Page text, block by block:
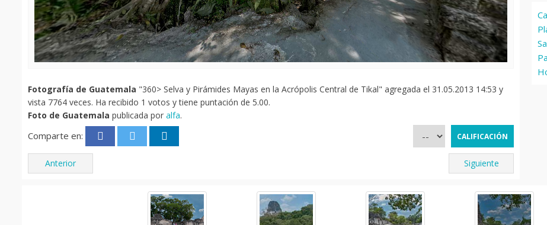
Fotografía de Guatemala "360> Selva y Pirámides Mayas en la Acrópolis Central de Tikal" agregada el 31.05.2013 14:53 y
vista 7764 veces. Ha recibido 1 votos y tiene puntación de 5.00.
Foto de Guatemala publicada por alfa.
Comparte en:
Anterior Siguiente